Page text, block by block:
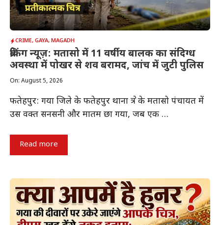
CRIME, GAYA, MAGADH
ब्रेकिंग न्यूज़: मतासो में 11 वर्षीय बालक का संदिग्ध
अवस्था में पोखर से शव बरामद, जांच में जुटी पुलिस
On: August 5, 2026
फतेहपुर: गया जिले के फतेहपुर थाना क्षेत्र के मतासो पंचायत में
उस वक्त सनसनी और मातम छा गया, जब एक …
Read more